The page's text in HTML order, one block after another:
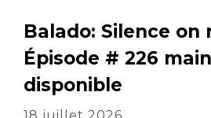
Balado: Silence on
Épisode # 226
disponible